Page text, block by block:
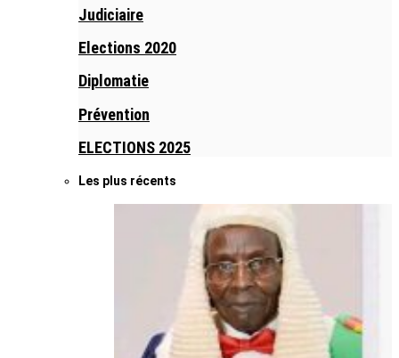
Judiciaire
Elections 2020
Diplomatie
Prévention
ELECTIONS 2025
Les plus récents